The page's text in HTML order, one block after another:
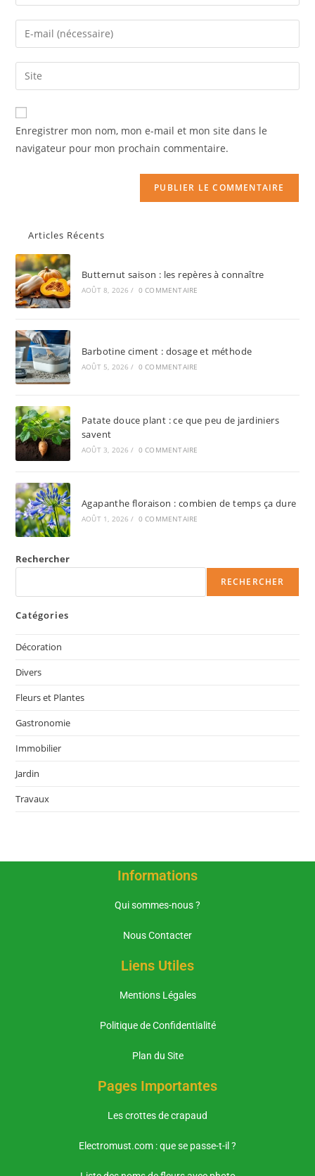
Enregistrer mon nom, mon e-mail et mon site dans le
navigateur pour mon prochain commentaire.
Articles Récents
Butternut saison : les repères à connaître
AOÛT 8, 2026 / 0 COMMENTAIRE
Barbotine ciment : dosage et méthode
AOÛT 5, 2026 / 0 COMMENTAIRE
Patate douce plant : ce que peu de jardiniers
savent
AOÛT 3, 2026 / 0 COMMENTAIRE
Agapanthe floraison : combien de temps ça dure
AOÛT 1, 2026 / 0 COMMENTAIRE
Rechercher
RECHERCHER
Catégories
Décoration
Divers
Fleurs et Plantes
Gastronomie
Immobilier
Jardin
Travaux
Informations
Qui sommes-nous ?
Nous Contacter
Liens Utiles
Mentions Légales
Politique de Confidentialité
Plan du Site
Pages Importantes
Les crottes de crapaud
Electromust.com : que se passe-t-il ?